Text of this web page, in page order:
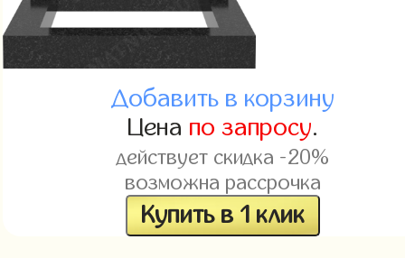
Добавить в корзину
Цена по запросу.
действует скидка -20%
возможна рассрочка
Купить в 1 клик